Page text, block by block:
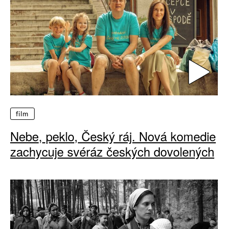
film
Nebe, peklo, Český ráj. Nová komedie
zachycuje svéráz českých dovolených